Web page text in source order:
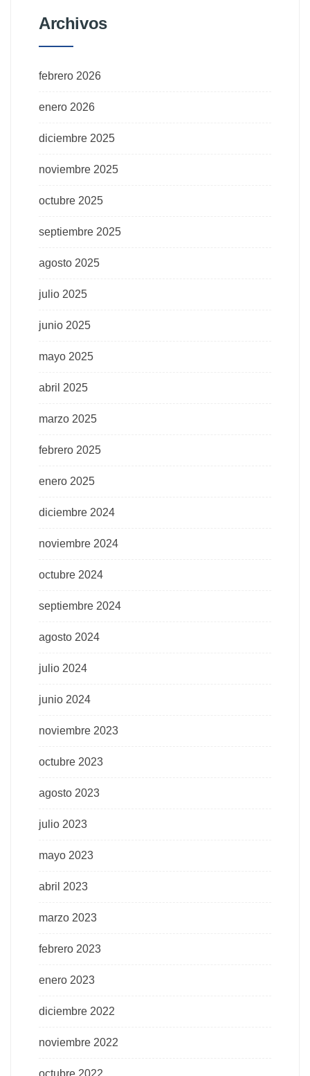
Archivos
febrero 2026
enero 2026
diciembre 2025
noviembre 2025
octubre 2025
septiembre 2025
agosto 2025
julio 2025
junio 2025
mayo 2025
abril 2025
marzo 2025
febrero 2025
enero 2025
diciembre 2024
noviembre 2024
octubre 2024
septiembre 2024
agosto 2024
julio 2024
junio 2024
noviembre 2023
octubre 2023
agosto 2023
julio 2023
mayo 2023
abril 2023
marzo 2023
febrero 2023
enero 2023
diciembre 2022
noviembre 2022
octubre 2022